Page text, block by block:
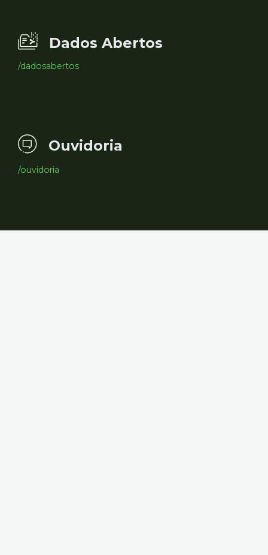
Dados Abertos
/dadosabertos
Ouvidoria
/ouvidoria